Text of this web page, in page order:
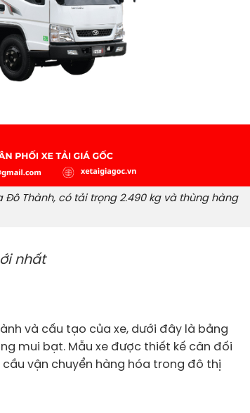
Thành, có tải trọng 2.490 kg và thùng hàng
nhất
và cấu tạo của xe, dưới đây là bảng
mui bạt. Mẫu xe được thiết kế cân đối
vận chuyển hàng hóa trong đô thị